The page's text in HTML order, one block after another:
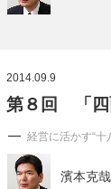
2014.09.9
第８回 「四
経営に活かす“十
濱本克